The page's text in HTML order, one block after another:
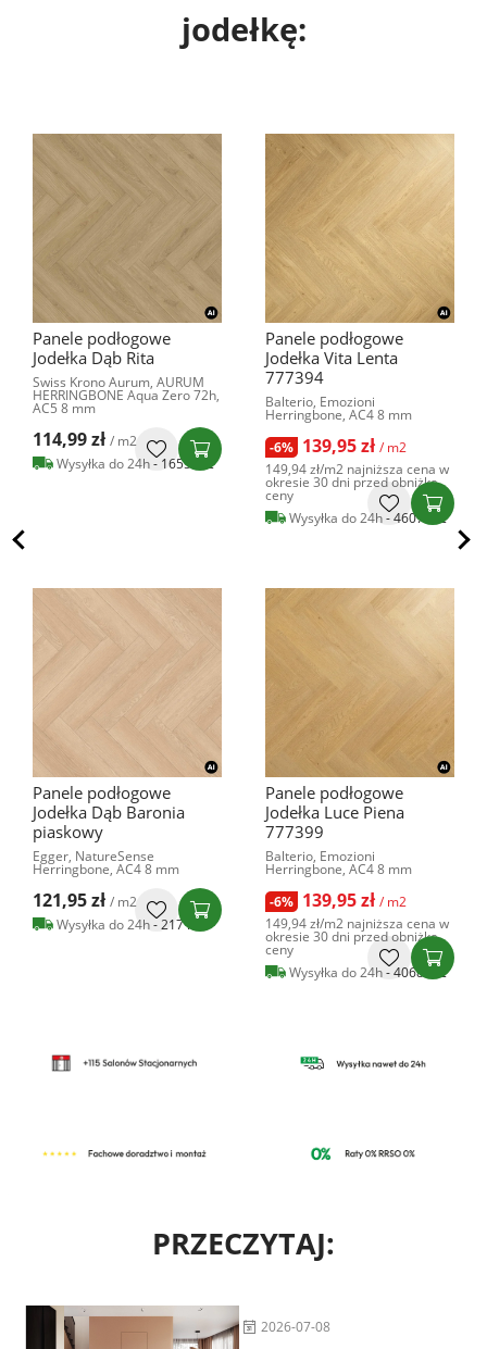
jodełkę:
Panele podłogowe
Jodełka Dąb Rita
Swiss Krono Aurum, AURUM
HERRINGBONE Aqua Zero 72h,
AC5 8 mm
114,99 zł / m2
Wysyłka do 24h- 1655 m2
Panele podłogowe
Jodełka Dąb Baronia
piaskowy
Egger, NatureSense
Herringbone, AC4 8 mm
121,95 zł / m2
Wysyłka do 24h- 217 m2
Panele podłogowe
Jodełka Vita Lenta
777394
Balterio, Emozioni
Herringbone, AC4 8 mm
-6% 139,95 zł / m2
149,94 zł/m2 najniższa cena w
okresie 30 dni przed obniżką
ceny
Wysyłka do 24h- 4607 m2
Panele podłogowe
Jodełka Luce Piena
777399
Balterio, Emozioni
Herringbone, AC4 8 mm
-6% 139,95 zł / m2
149,94 zł/m2 najniższa cena w
okresie 30 dni przed obniżką
ceny
Wysyłka do 24h- 4068 m2
PRZECZYTAJ:
2026-07-08